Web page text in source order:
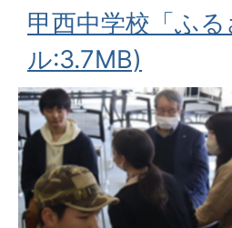
甲西中学校「ふ
ル:3.7MB)